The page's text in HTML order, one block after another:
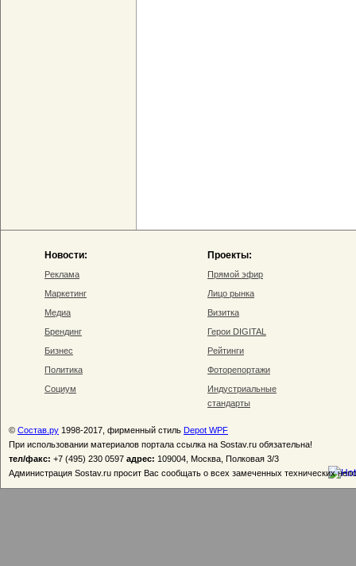
Новости:
Реклама
Маркетинг
Медиа
Брендинг
Бизнес
Политика
Социум
Проекты:
Прямой эфир
Лицо рынка
Визитка
Герои DIGITAL
Рейтинги
Фоторепортажи
Индустриальные
стандарты
© Состав.ру 1998-2017, фирменный стиль Depot WPF
При использовании материалов портала ссылка на Sostav.ru обязательна!
тел/факс: +7 (495) 230 0597 адрес: 109004, Москва, Полковая 3/3
Администрация Sostav.ru просит Вас сообщать о всех замеченных технических